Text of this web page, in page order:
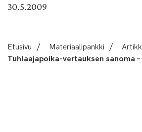
30.5.2009
Etusivu / Materiaalipankki /
Tuhlaajapoika-vertauksen sanoma